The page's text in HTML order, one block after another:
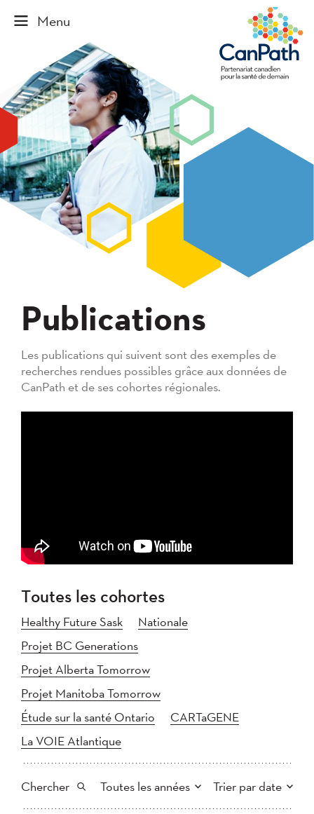
Publications
Les publications qui suivent sont des exemples de
recherches rendues possibles grâce aux données de
CanPath et de ses cohortes régionales.
Toutes les cohortes
Healthy Future Sask
Nationale
Projet BC Generations
Projet Alberta Tomorrow
Projet Manitoba Tomorrow
Étude sur la santé Ontario
CARTaGENE
La VOIE Atlantique
Chercher Toutes les années Trier par date